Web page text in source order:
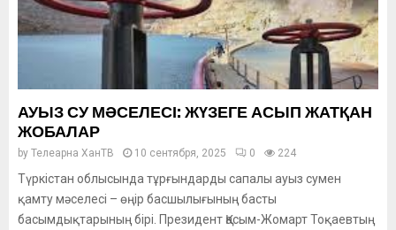
АУЫЗ СУ МӘСЕЛЕСІ: ЖҮЗЕГЕ АСЫП ЖАТҚАН
ЖОБАЛАР
by Телеарна ХанТВ 10 сентября, 2025 0 224
Түркістан облысында тұрғындарды сапалы ауыз сумен
қамту мәселесі – өңір басшылығының басты
басымдықтарының бірі. Президент Қасым-Жомарт Тоқаевтың